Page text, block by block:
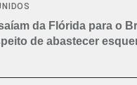
da Flórida para o
de abastecer